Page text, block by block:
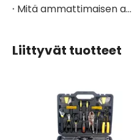
Mitä ammattimaisen autokorjaustyökalusarjan pitäisi sisältää?
Liittyvät tuotteet